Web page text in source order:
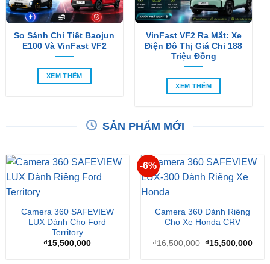
So Sánh Chi Tiết Baojun
E100 Và VinFast VF2
XEM THÊM
VinFast VF2 Ra Mắt: Xe
Điện Đô Thị Giá Chỉ 188
Triệu Đồng
XEM THÊM
SẢN PHẨM MỚI
Camera 360 SAFEVIEW
LUX Dành Cho Ford
Territory
₫15,500,000
-6%
Camera 360 Dành Riêng
Cho Xe Honda CRV
₫16,500,000 Giá
là:
₫15,500,000Giá
tại